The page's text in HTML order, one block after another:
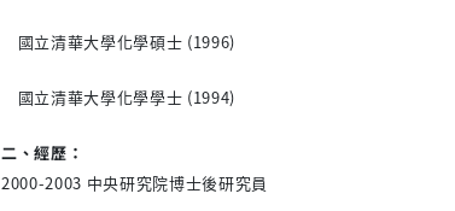
國立清華大學化學碩士 (1996)
國立清華大學化學學士 (1994)
二、經歷：
2000-2003 中央研究院博士後研究員